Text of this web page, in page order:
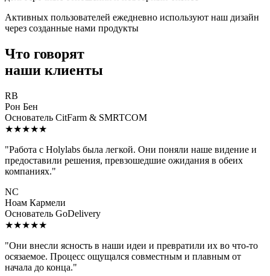
Активных пользователей ежедневно используют наш дизайн
через созданные нами продукты
Что говорят
наши клиенты
RB
Рон Бен
Основатель CitFarm & SMRTCOM
★★★★★
"Работа с Holylabs была легкой. Они поняли наше видение и
предоставили решения, превзошедшие ожидания в обеих
компаниях."
NC
Ноам Кармели
Основатель GoDelivery
★★★★★
"Они внесли ясность в наши идеи и превратили их во что-то
осязаемое. Процесс ощущался совместным и плавным от
начала до конца."